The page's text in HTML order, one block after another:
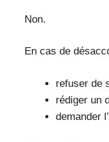
Non.
En cas de
refuser de
rédiger un
demander